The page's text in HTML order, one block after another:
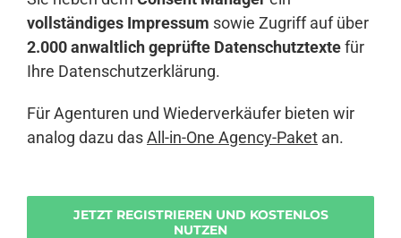
vollständiges Impressum sowie Zugriff auf über
2.000 anwaltlich geprüfte Datenschutztextefür
Ihre Datenschutzerklärung.
Für Agenturen und Wiederverkäufer bieten wir
analog dazu dasAll-in-One Agency-Paket an.
JETZT REGISTRIEREN UND KOSTENLOS
NUTZEN